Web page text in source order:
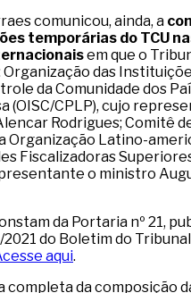
comunicou, ainda, a
temporárias do TCU
em que o
Organização das
da Comunidade dos
(OISC/CPLP), cujo
Rodrigues; Comitê
Organização Latino-
Fiscalizadoras
o ministro
da Portaria nº 21,
2021 do Boletim do
aqui.
completa da composição